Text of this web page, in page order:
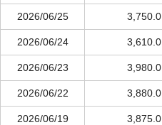
2026/06/25 3,750.0
2026/06/24 3,610.0
2026/06/23 3,980.0
2026/06/22 3,880.0
2026/06/19 3,875.0